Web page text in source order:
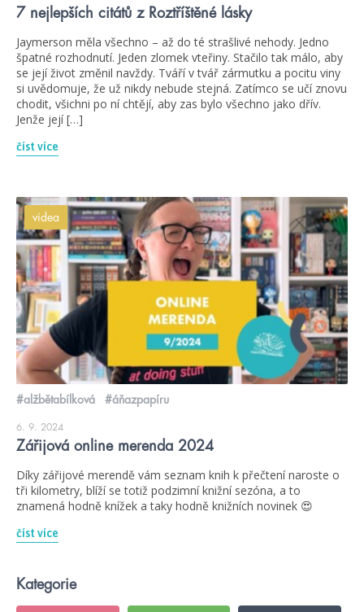
7 nejlepších citátů z Roztříštěné lásky
Jaymerson měla všechno – až do té strašlivé nehody. Jedno
špatné rozhodnutí. Jeden zlomek vteřiny. Stačilo tak málo, aby
se její život změnil navždy. Tváří v tvář zármutku a pocitu viny
si uvědomuje, že už nikdy nebude stejná. Zatímco se učí znovu
chodit, všichni po ní chtějí, aby zas bylo všechno jako dřív.
Jenže její […]
číst více
videa
#alžbětabílková #áňazpapíru
6. 9. 2024
Zářijová online merenda 2024
Díky zářijové merendě vám seznam knih k přečtení naroste o
tři kilometry, blíží se totiž podzimní knižní sezóna, a to
znamená hodně knížek a taky hodně knižních novinek 😍
číst více
Kategorie